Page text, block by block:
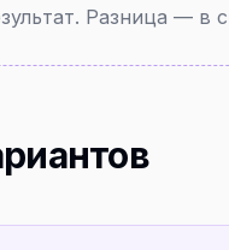
Разница — в